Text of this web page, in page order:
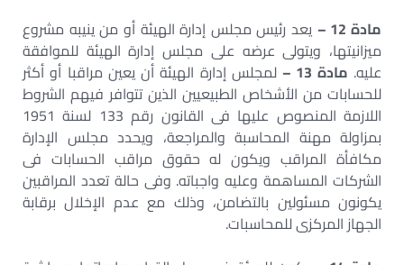
مادة 12 –
يعد رئيس مجلس إدارة الهيئة أو من ينيبه مشروع
ميزانيتها، ويتولى عرضه على مجلس إدارة الهيئة للموافقة
عليه. مادة 13 –
لمجلس إدارة الهيئة أن يعين مراقبا أو أكثر
للحسابات من الأشخاص الطبيعيين الذين تتوافر فيهم الشروط
اللازمة المنصوص عليها فى القانون رقم 133 لسنة 1951
بمزاولة مهنة المحاسبة والمراجعة، ويحدد مجلس الإدارة
مكافأة المراقب ويكون له حقوق مراقب الحسابات فى
الشركات المساهمة وعليه واجباته. وفى حالة تعدد المراقبين
يكونون مسئولين بالتضامن، وذلك مع عدم الإخلال برقابة
الجهاز المركزى للمحاسبات.